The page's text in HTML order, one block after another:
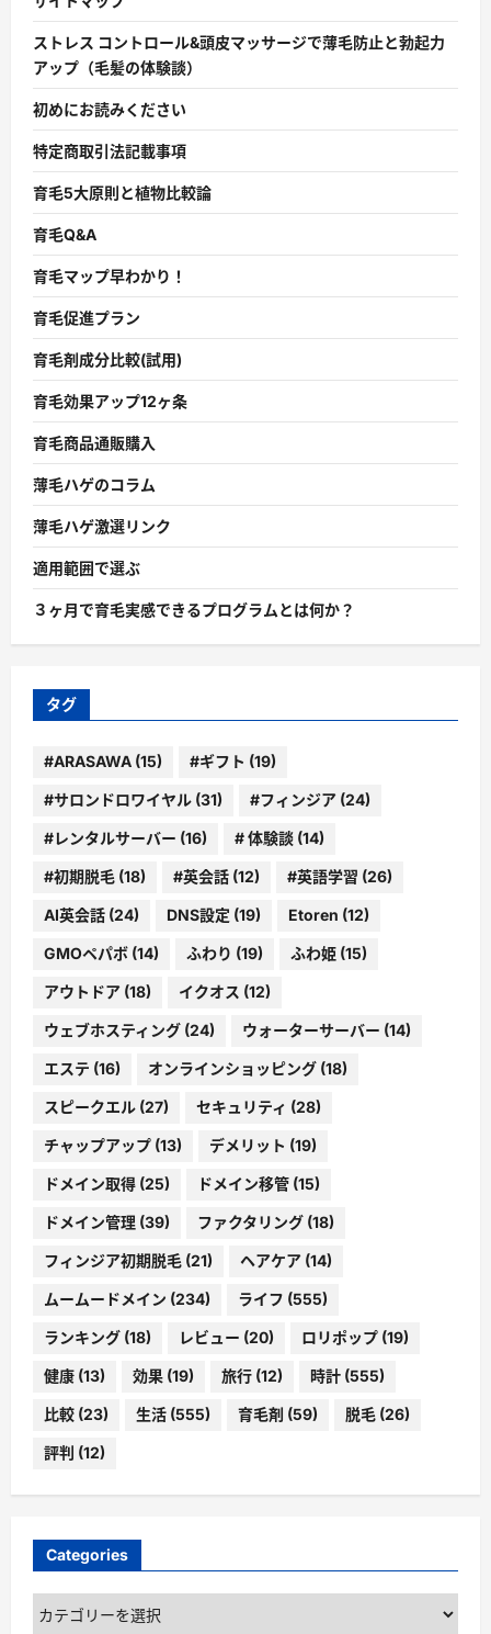
ストレス コントロール&頭皮マッサージで薄毛防止と勃起力
アップ（毛髪の体験談）
初めにお読みください
特定商取引法記載事項
育毛5大原則と植物比較論
育毛Q&A
育毛マップ早わかり！
育毛促進プラン
育毛剤成分比較(試用)
育毛効果アップ12ヶ条
育毛商品通販購入
薄毛ハゲのコラム
薄毛ハゲ激選リンク
適用範囲で選ぶ
３ヶ月で育毛実感できるプログラムとは何か？
タグ
#ARASAWA (15) #ギフト (19)
#サロンドロワイヤル (31) #フィンジア (24)
#レンタルサーバー (16) # 体験談 (14)
#初期脱毛 (18) #英会話 (12) #英語学習 (26)
AI英会話 (24) DNS設定 (19) Etoren (12)
GMOペパボ (14) ふわり (19) ふわ姫 (15)
アウトドア (18) イクオス (12)
ウェブホスティング (24) ウォーターサーバー (14)
エステ (16) オンラインショッピング (18)
スピークエル (27) セキュリティ (28)
チャップアップ (13) デメリット (19)
ドメイン取得 (25) ドメイン移管 (15)
ドメイン管理 (39) ファクタリング (18)
フィンジア初期脱毛 (21) ヘアケア (14)
ムームードメイン (234) ライフ (555)
ランキング (18) レビュー (20) ロリポップ (19)
健康 (13) 効果 (19) 旅行 (12) 時計 (555)
比較 (23) 生活 (555) 育毛剤 (59) 脱毛 (26)
評判 (12)
Categories
Categories